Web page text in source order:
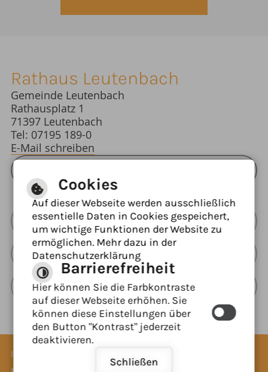
Rathaus Leutenbach
Gemeinde Leutenbach
Rathausplatz 1
71397 Leutenbach
Tel: 07195 189-0
E-Mail schreiben
Barrierefreie Ansicht
Leichte Sprache
Gebärdensprache
Inhaltsverzeichnis
Cookies
Auf dieser Webseite werden ausschließlich
essentielle Daten in Cookies gespeichert,
um wichtige Funktionen der Website zu
ermöglichen. Mehr dazu in der
Datenschutzerklärung
Barrierefreiheit
Hier können Sie die Farbkontraste
auf dieser Webseite erhöhen. Sie
können diese Einstellungen über
den Button "Kontrast" jederzeit
deaktivieren.
Schließen